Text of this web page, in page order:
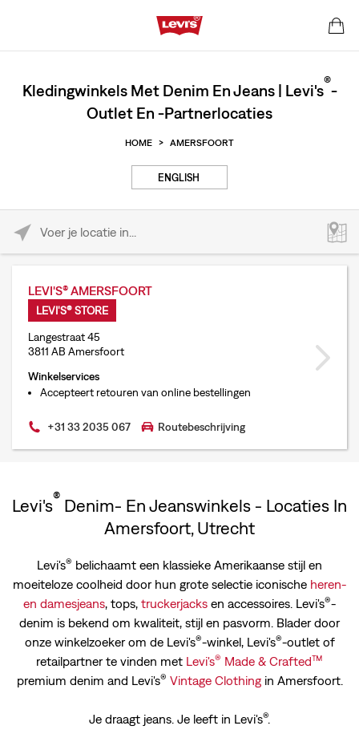
Kledingwinkels Met Denim En Jeans | Levi's®-
Outlet En -partnerlocaties
HOME > AMERSFOORT
ENGLISH
LEVI'S® AMERSFOORT
LEVI'S® STORE
Langestraat 45
3811 AB Amersfoort
Winkelservices
Accepteert retouren van online bestellingen
+31 33 2035 067 Routebeschrijving
Levi's® Denim- En Jeanswinkels - Locaties In
Amersfoort, Utrecht
Levi's® belichaamt een klassieke Amerikaanse stijl en
moeiteloze coolheid door hun grote selectie iconische heren-
en damesjeans, tops, truckerjacks en accessoires. Levi's®-
denim is bekend om kwaliteit, stijl en pasvorm. Blader door
onze winkelzoeker om de Levi's®-winkel, Levi's®-outlet of
retailpartner te vinden met Levi's® Made & Crafted™
premium denim and Levi's® Vintage Clothingin Amersfoort.
Je draagt jeans. Je leeft in Levi's®.